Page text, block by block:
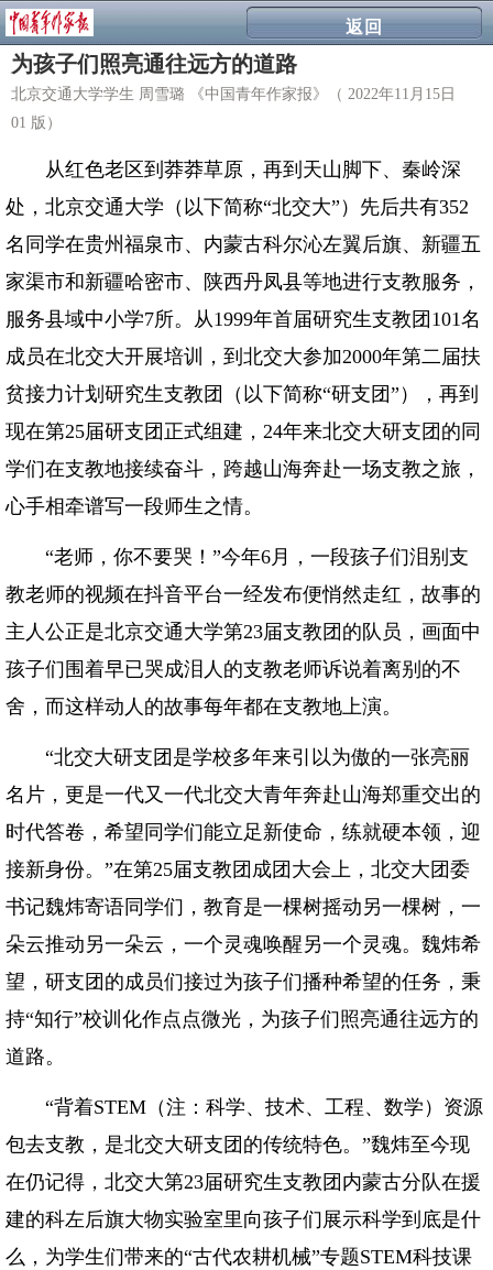
返回
为孩子们照亮通往远方的道路
北京交通大学学生 周雪璐 《中国青年作家报》（ 2022年11月15日
01 版）
从红色老区到莽莽草原，再到天山脚下、秦岭深
处，北京交通大学（以下简称“北交大”）先后共有352
名同学在贵州福泉市、内蒙古科尔沁左翼后旗、新疆五
家渠市和新疆哈密市、陕西丹凤县等地进行支教服务，
服务县域中小学7所。从1999年首届研究生支教团101名
成员在北交大开展培训，到北交大参加2000年第二届扶
贫接力计划研究生支教团（以下简称“研支团”），再到
现在第25届研支团正式组建，24年来北交大研支团的同
学们在支教地接续奋斗，跨越山海奔赴一场支教之旅，
心手相牵谱写一段师生之情。
“老师，你不要哭！”今年6月，一段孩子们泪别支
教老师的视频在抖音平台一经发布便悄然走红，故事的
主人公正是北京交通大学第23届支教团的队员，画面中
孩子们围着早已哭成泪人的支教老师诉说着离别的不
舍，而这样动人的故事每年都在支教地上演。
“北交大研支团是学校多年来引以为傲的一张亮丽
名片，更是一代又一代北交大青年奔赴山海郑重交出的
时代答卷，希望同学们能立足新使命，练就硬本领，迎
接新身份。”在第25届支教团成团大会上，北交大团委
书记魏炜寄语同学们，教育是一棵树摇动另一棵树，一
朵云推动另一朵云，一个灵魂唤醒另一个灵魂。魏炜希
望，研支团的成员们接过为孩子们播种希望的任务，秉
持“知行”校训化作点点微光，为孩子们照亮通往远方的
道路。
“背着STEM（注：科学、技术、工程、数学）资源
包去支教，是北交大研支团的传统特色。”魏炜至今现
在仍记得，北交大第23届研究生支教团内蒙古分队在援
建的科左后旗大物实验室里向孩子们展示科学到底是什
么，为学生们带来的“古代农耕机械”专题STEM科技课